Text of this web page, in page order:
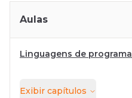
Aulas
Linguagens de
Exibir capítulos